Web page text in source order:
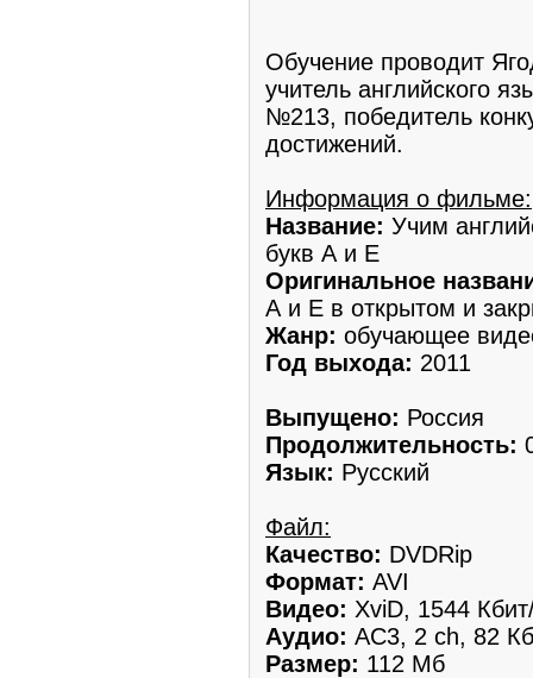
Обучение проводит
учитель английского
№213, победитель
достижений.
Информация о фильме:
Название: Учим
букв А и Е
Оригинальное
А и Е в открытом и
Жанр: обучающее
Год выхода: 2011
Выпущено: Россия
Продолжительность:
Язык: Русский
Файл:
Качество: DVDRip
Формат: AVI
Видео: XviD, 1544
Аудио: AC3, 2 ch, 82
Размер: 112 Мб